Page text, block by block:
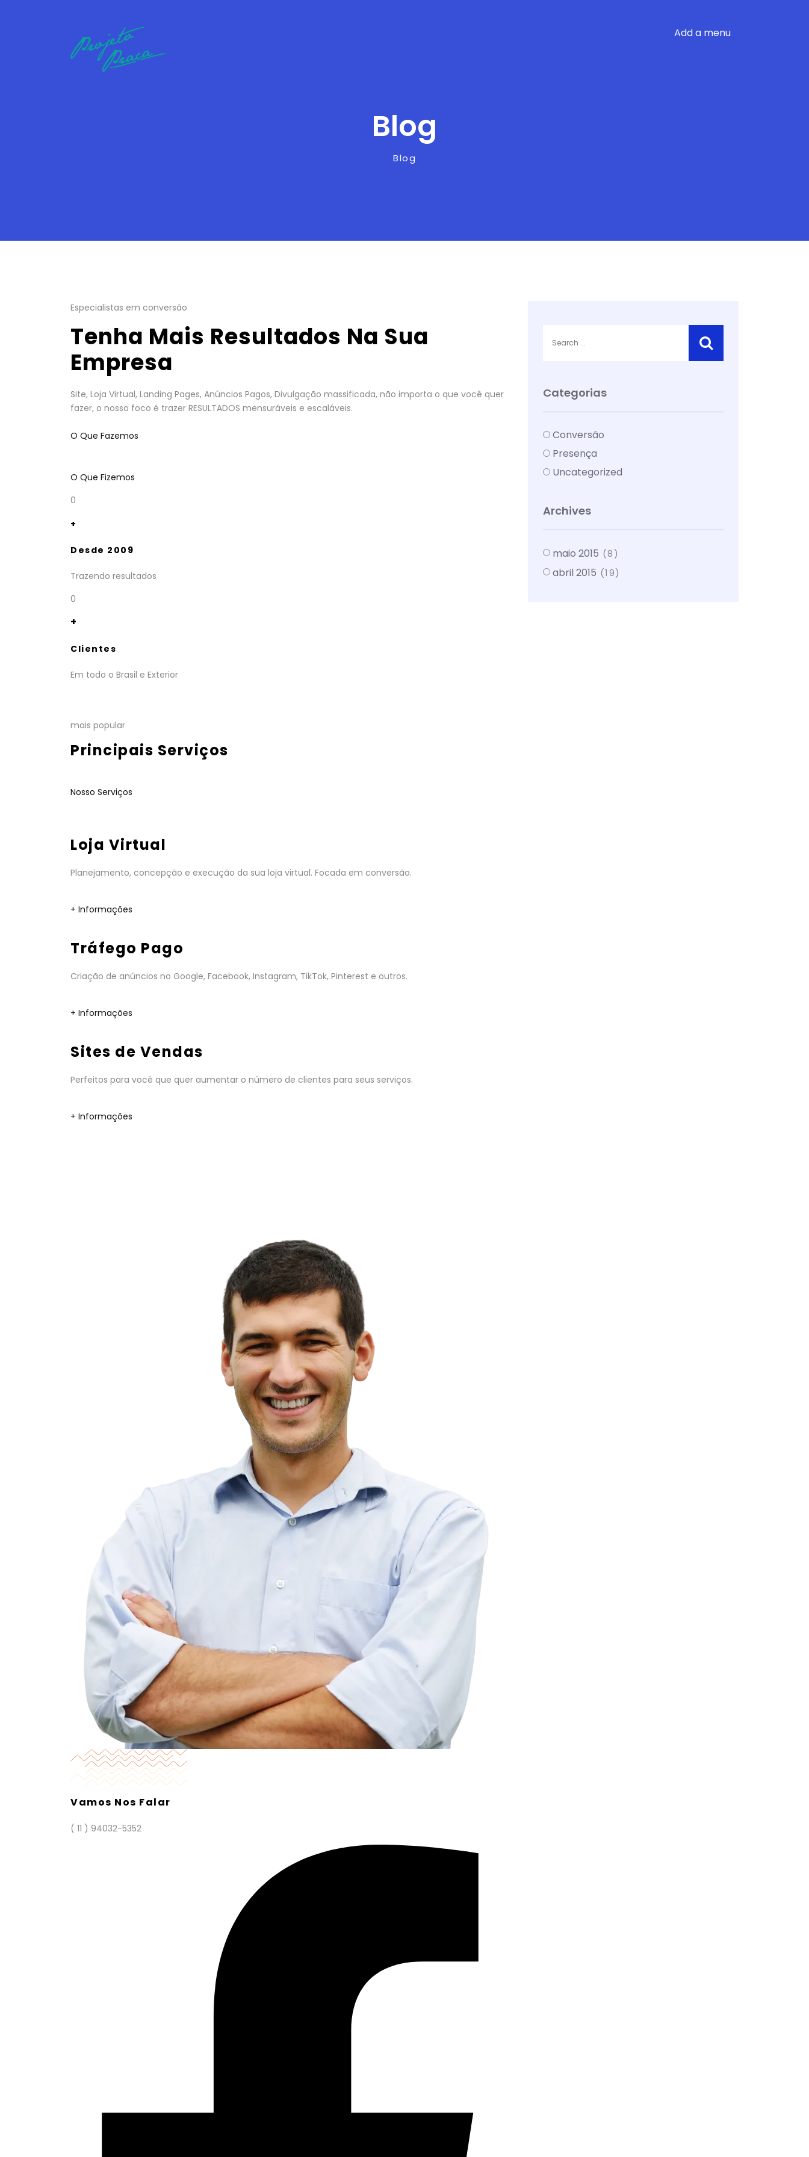
Add a menu
Blog
Blog
Especialistas em conversão
Tenha Mais Resultados Na Sua
Empresa
Site, Loja Virtual, Landing Pages, Anúncios Pagos, Divulgação massificada, não importa o que você quer
fazer, o nosso foco é trazer RESULTADOS mensuráveis e escaláveis.
O Que Fazemos
O Que Fizemos
0
+
Desde 2009
Trazendo resultados
0
+
Clientes
Em todo o Brasil e Exterior
mais popular
Principais Serviços
Nosso Serviços
Loja Virtual
Planejamento, concepção e execução da sua loja virtual. Focada em conversão.
+ Informações
Tráfego Pago
Criação de anúncios no Google, Facebook, Instagram, TikTok, Pinterest e outros.
+ Informações
Sites de Vendas
Perfeitos para você que quer aumentar o número de clientes para seus serviços.
+ Informações
Vamos Nos Falar
( 11 ) 94032-5352
Categorias
Conversão
Presença
Uncategorized
Archives
maio 2015 (8)
abril 2015 (19)